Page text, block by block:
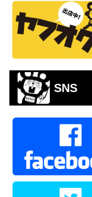
SNS